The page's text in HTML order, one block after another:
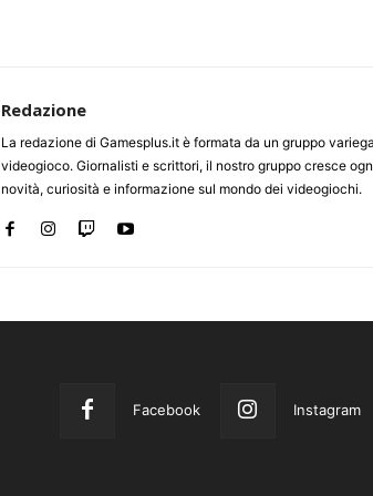
Redazione
La redazione di Gamesplus.it è formata da un gruppo
videogioco. Giornalisti e scrittori, il nostro gruppo cresce
novità, curiosità e informazione sul mondo dei videogiochi.
Facebook Instagram